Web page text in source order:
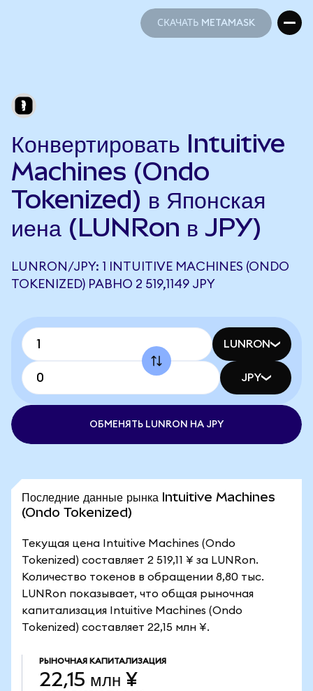
СКАЧАТЬ METAMASK
Конвертировать Intuitive
Machines (Ondo
Tokenized) в Японская
иена (LUNRon в JPY)
LUNRON/JPY: 1 INTUITIVE MACHINES (ONDO
TOKENIZED) РАВНО 2 519,1149 JPY
LUNRON
JPY
ОБМЕНЯТЬ LUNRON НА JPY
Последние данные рынка Intuitive Machines
(Ondo Tokenized)
Текущая цена Intuitive Machines (Ondo
Tokenized) составляет 2 519,11 ¥ за LUNRon.
Количество токенов в обращении 8,80 тыс.
LUNRon показывает, что общая рыночная
капитализация Intuitive Machines (Ondo
Tokenized) составляет 22,15 млн ¥.
РЫНОЧНАЯ КАПИТАЛИЗАЦИЯ
22,15 млн ¥